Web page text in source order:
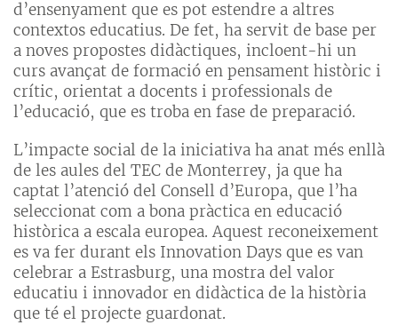
d’ensenyament que es pot estendre a altres
contextos educatius. De fet, ha servit de base per
a noves propostes didàctiques, incloent-hi un
curs avançat de formació en pensament històric i
crític, orientat a docents i professionals de
l’educació, que es troba en fase de preparació.
L’impacte social de la iniciativa ha anat més enllà
de les aules del TEC de Monterrey, ja que ha
captat l’atenció del Consell d’Europa, que l’ha
seleccionat com a bona pràctica en educació
històrica a escala europea. Aquest reconeixement
es va fer durant els Innovation Days que es van
celebrar a Estrasburg, una mostra del valor
educatiu i innovador en didàctica de la història
que té el projecte guardonat.